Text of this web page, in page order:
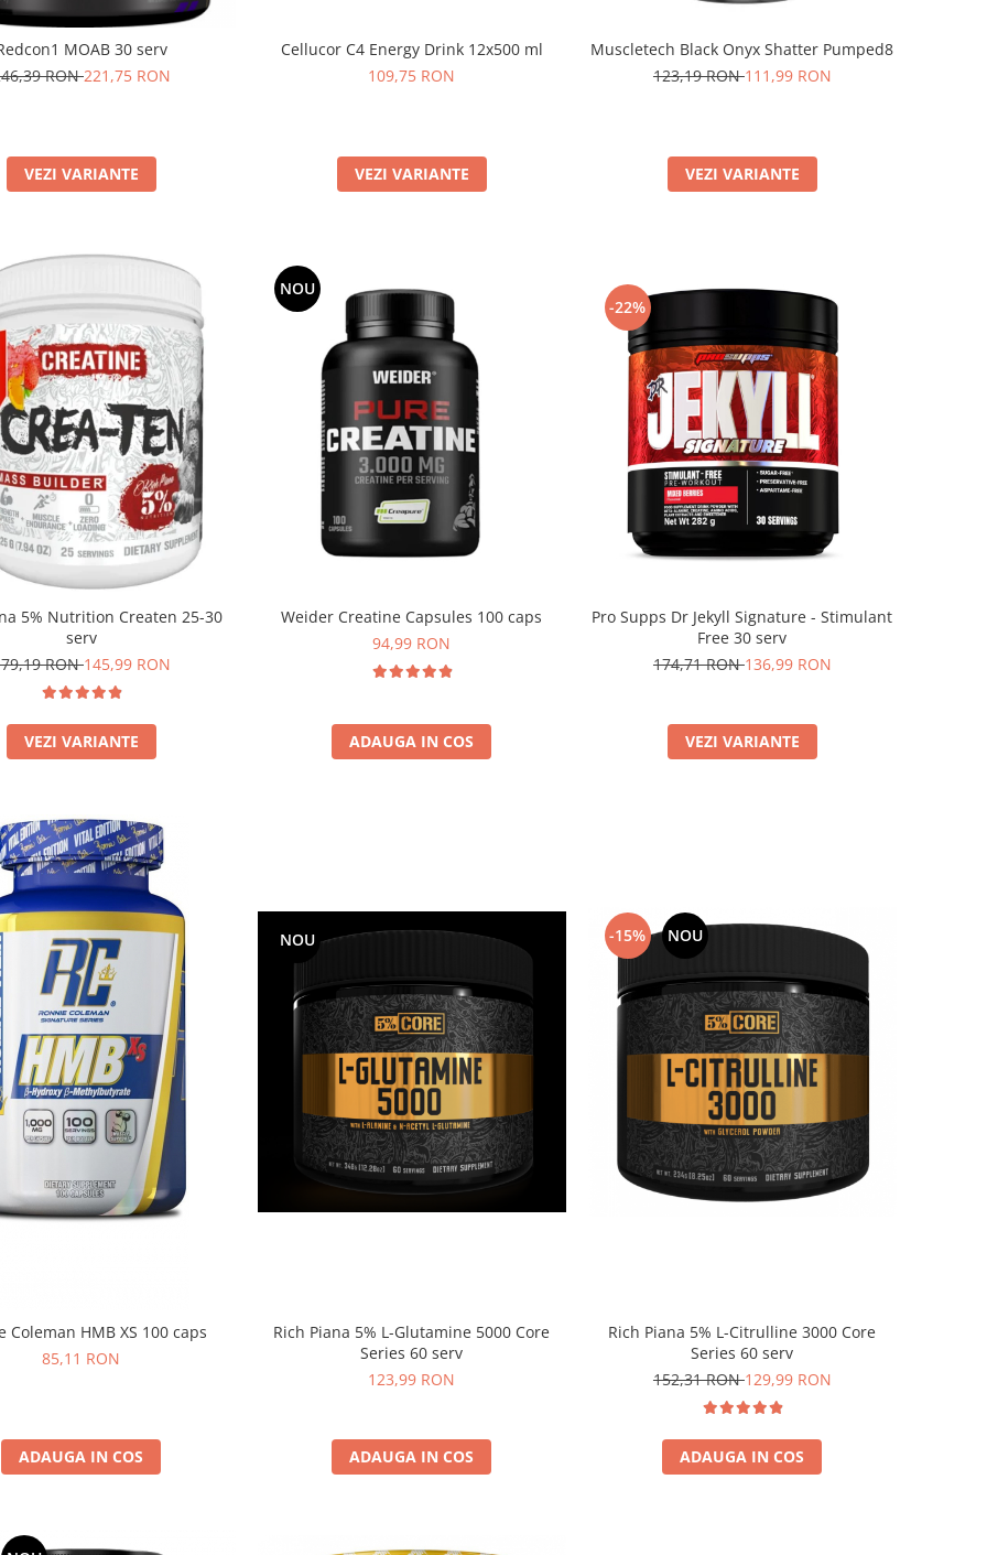
MOAB 30 serv
RON221,75 RON
VEZI VARIANTE
Cellucor C4 Energy Drink 12x500 ml
109,75 RON
VEZI VARIANTE
Muscletech Black Onyx Shatter Pumped8
123,19 RON111,99 RON
VEZI VARIANTE
5% Nutrition Createn 25-30
serv
RON145,99 RON
VEZI VARIANTE
NOU
Weider Creatine Capsules 100 caps
94,99 RON
ADAUGA IN COS
-22%
Pro Supps Dr Jekyll Signature - Stimulant
Free 30 serv
174,71 RON136,99 RON
VEZI VARIANTE
Coleman HMB XS 100 caps
85,11 RON
ADAUGA IN COS
NOU
Rich Piana 5% L-Glutamine 5000 Core
Series 60 serv
123,99 RON
ADAUGA IN COS
-15% NOU
Rich Piana 5% L-Citrulline 3000 Core
Series 60 serv
152,31 RON129,99 RON
ADAUGA IN COS